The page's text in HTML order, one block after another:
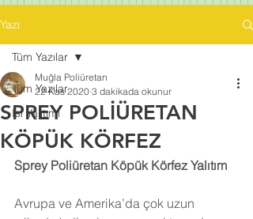
Yazı
Tüm Yazılar
Isı Yalıtımı
Tüm Yazılar
SPREY POLİÜRETAN
KÖPÜK KÖRFEZ
Muğla Poliüretan
22 Kas 2020 3 dakikada okunur
Sprey Poliüretan Köpük Körfez Yalıtım
Avrupa ve Amerika’da çok uzun